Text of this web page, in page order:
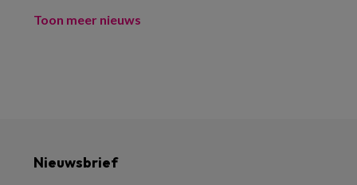
Toon meer nieuws
Nieuwsbrief